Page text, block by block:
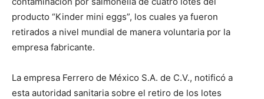
producto “Kinder mini eggs”, los cuales ya fueron
retirados a nivel mundial de manera voluntaria por la
empresa fabricante.
La empresa Ferrero de México S.A. de C.V., notificó a
esta autoridad sanitaria sobre el retiro de los lotes